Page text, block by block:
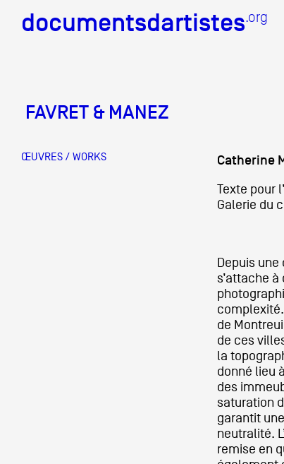
documentsdartistes.org
documentsdartistes.org
Équipe
Visites d'ateliers
Production vidéo
1% œuvres dans
FAVRET & MANEZ
ŒUVRES / WORKS Catherine
Texte pour
Galerie du
Depuis une
s’attache
de
de ces
la
donné lieu
des
saturation
garantit
neutralité.
remise en